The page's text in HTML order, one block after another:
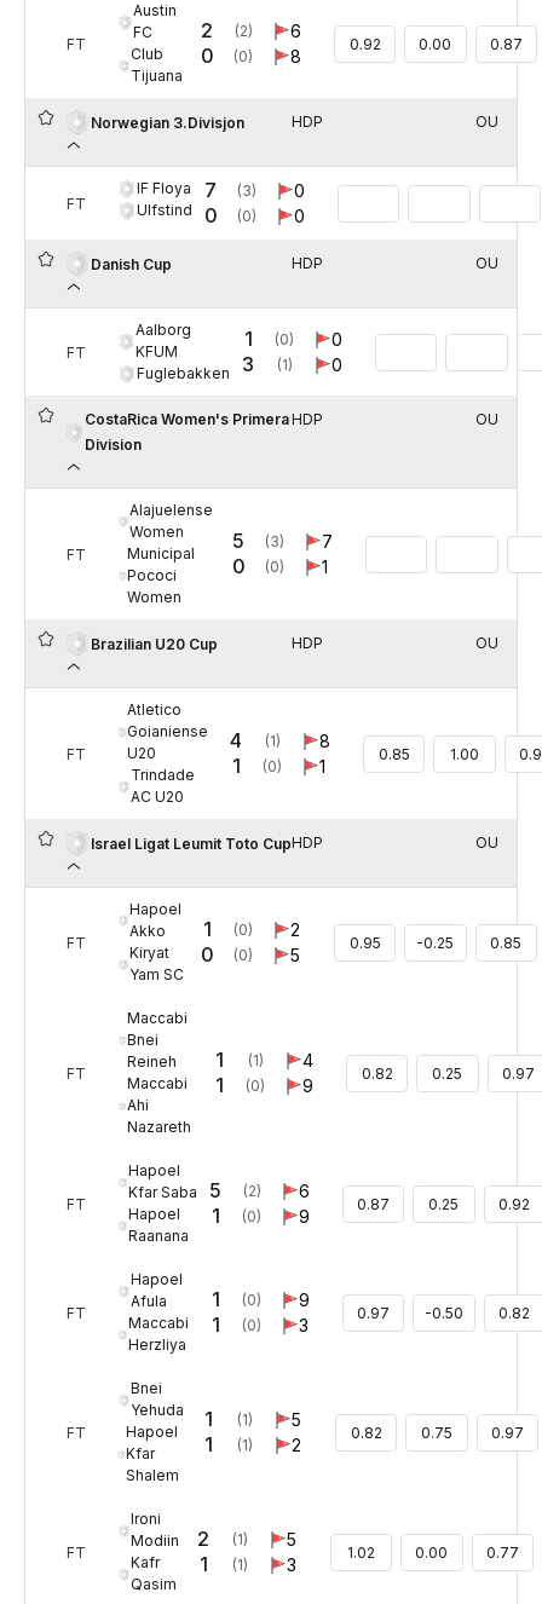
FT
Austin
FC
Club
Tijuana
2
0
(2)
(0)
6
8
0.92 0.00 0.87
Norwegian 3.Divisjon HDP OU
FT
IF Floya
Ulfstind
7
0
(3)
(0)
0
0
Danish Cup HDP OU
FT
Aalborg
KFUM
Fuglebakken
1
3
(0)
(1)
0
0
CostaRica Women's Primera
Division
HDP OU
FT
Alajuelense
Women
Municipal
Pococi
Women
5
0
(3)
(0)
7
1
Brazilian U20 Cup HDP OU
FT
Atletico
Goianiense
U20
Trindade
AC U20
4
1
(1)
(0)
8
1
0.85 1.00
Israel Ligat Leumit Toto CupHDP OU
FT
Hapoel
Akko
Kiryat
Yam SC
1
0
(0)
(0)
2
5
0.95 -0.25 0.85
FT
Maccabi
Bnei
Reineh
Maccabi
Ahi
Nazareth
1
1
(1)
(0)
4
9
0.82 0.25 0.97
FT
Hapoel
Kfar Saba
Hapoel
Raanana
5
1
(2)
(0)
6
9
0.87 0.25 0.92
FT
Hapoel
Afula
Maccabi
Herzliya
1
1
(0)
(0)
9
3
0.97 -0.50 0.82
FT
Bnei
Yehuda
Hapoel
Kfar
Shalem
1
1
(1)
(1)
5
2
0.82 0.75 0.97
FT
Ironi
Modiin
Kafr
Qasim
2
1
(1)
(1)
5
3
1.02 0.00 0.77